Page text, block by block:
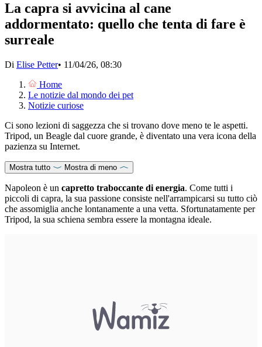
La capra si avvicina al cane
addormentato: quello che tenta di fare è
surreale
Di Elise Petter• 11/04/26, 08:30
Home
Le notizie dal mondo dei pet
Notizie curiose
Ci sono lezioni di saggezza che si trovano dove meno te le aspetti.
Tripod, un Beagle dal cuore grande, è diventato una vera icona della
pazienza su Internet.
Mostra tutto Mostra di meno
Napoleon è un capretto traboccante di energia. Come tutti i
piccoli di capra, la sua passione consiste nell'arrampicarsi su tutto ciò
che assomiglia anche lontanamente a una vetta. Sfortunatamente per
Tripod, la sua schiena sembra essere la montagna ideale.